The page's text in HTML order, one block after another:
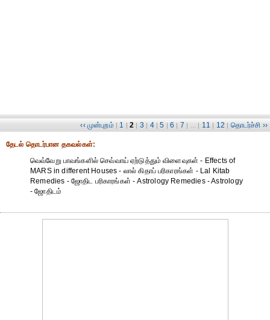
‹‹ முன்புறம் | 1 | 2 | 3 | 4 | 5 | 6 | 7 | ... | 11 | 12 | தொடர்ச்சி ››
தேட‌ல் தொட‌ர்பான தகவ‌ல்க‌ள்:
வெவ்வேறு பாவங்களில் செவ்வாய் ஏற்டுத்தும் விளைவுகள் - Effects of
MARS in different Houses - லால் கிதாப் பரிகாரங்கள் - Lal Kitab
Remedies - ஜோதிட ப‌ரிகார‌ங்க‌ள் - Astrology Remedies - Astrology
- ஜோதிடம்